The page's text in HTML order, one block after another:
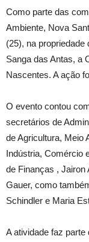
Como parte das
Ambiente, Nova
(25), na
Sanga das Antas, a
Nascentes. A ação
O evento contou
secretários de
de Agricultura, Meio
Indústria, Comércio
de Finanças , Jairon
Gauer, como
Schindler e Maria
A atividade faz